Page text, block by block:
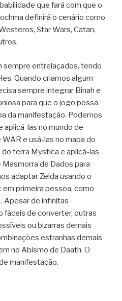
que fará com que o
definirá o cenário como
Star Wars, Catan,
sempre entrelaçados, tendo
Quando criamos algum
sempre integrar Binah e
para que o jogo possa
da manifestação. Podemos
aplicá-las no mundo de
e usá-las no mapa do
terra Mystica e aplicá-las
de Dados para
adaptar Zelda usando o
em primeira pessoa, como
Apesar de infinitas
fáceis de converter, outras
ou bizarras demais
estranhas demais
no Abismo de Daath. O
manifestação.